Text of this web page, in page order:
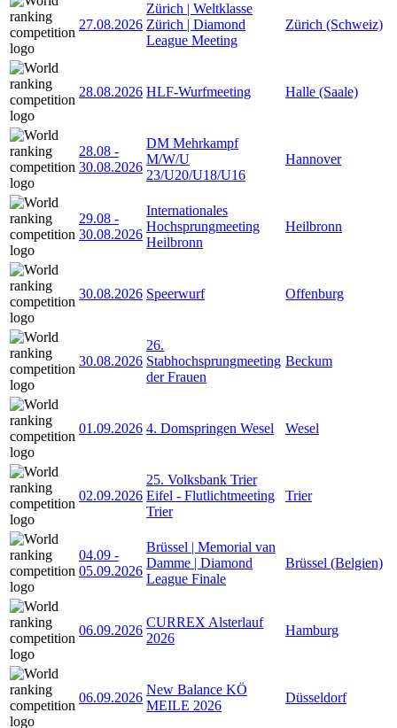
27.08.2026
Zürich | Weltklasse
Zürich | Diamond
League Meeting
Zürich (Schweiz)
28.08.2026 HLF-Wurfmeeting Halle (Saale)
28.08 -
30.08.2026
DM Mehrkampf
M/W/U
23/U20/U18/U16
Hannover
29.08 -
30.08.2026
Internationales
Hochsprungmeeting
Heilbronn
Heilbronn
30.08.2026 Speerwurf Offenburg
30.08.2026
26.
Stabhochsprungmeeting
der Frauen
Beckum
01.09.2026 4. Domspringen Wesel Wesel
02.09.2026
25. Volksbank Trier
Eifel - Flutlichtmeeting
Trier
Trier
04.09 -
05.09.2026
Brüssel | Memorial van
Damme | Diamond
League Finale
Brüssel (Belgien)
06.09.2026
CURREX Alsterlauf
2026
Hamburg
06.09.2026
New Balance KÖ
MEILE 2026
Düsseldorf